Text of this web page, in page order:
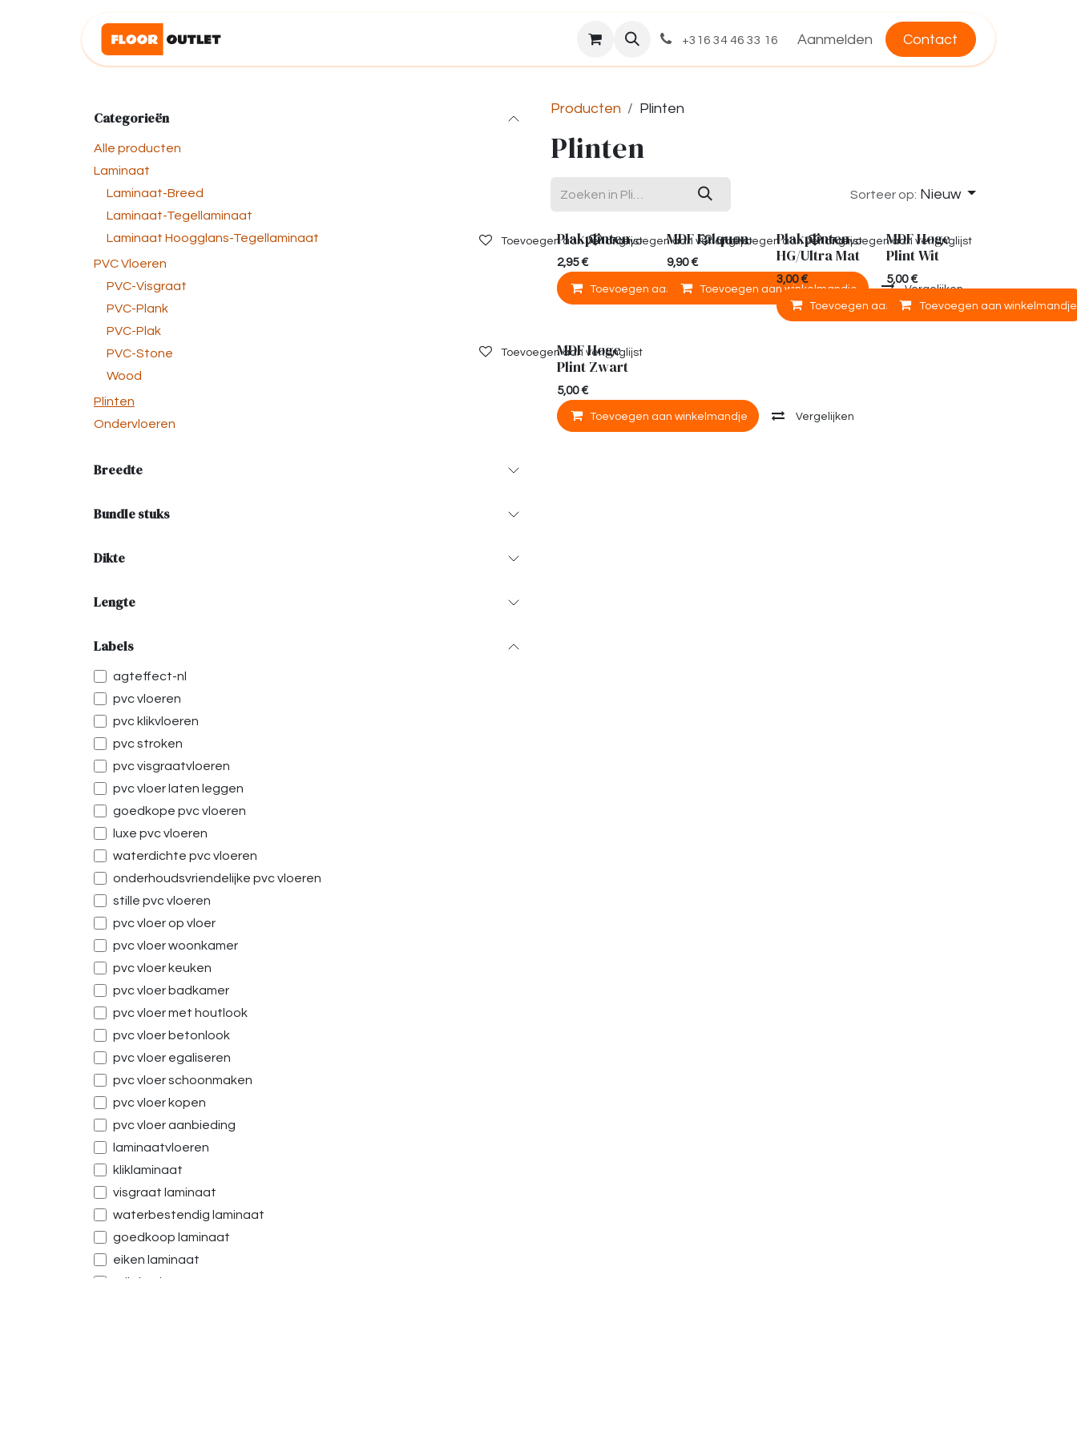
+316 34 46 33 16 Aanmelden Contact
Categorieën
Alle producten
Laminaat
Laminaat-Breed
Laminaat-Tegellaminaat
Laminaat Hoogglans-Tegellaminaat
PVC Vloeren
PVC-Visgraat
PVC-Plank
PVC-Plak
PVC-Stone
Wood
Plinten
Ondervloeren
Breedte
Bundle stuks
Dikte
Lengte
Labels
agteffect-nl
pvc vloeren
pvc klikvloeren
pvc stroken
pvc visgraatvloeren
pvc vloer laten leggen
goedkope pvc vloeren
luxe pvc vloeren
waterdichte pvc vloeren
onderhoudsvriendelijke pvc vloeren
stille pvc vloeren
pvc vloer op vloer
pvc vloer woonkamer
pvc vloer keuken
pvc vloer badkamer
pvc vloer met houtlook
pvc vloer betonlook
pvc vloer egaliseren
pvc vloer schoonmaken
pvc vloer kopen
pvc vloer aanbieding
laminaatvloeren
kliklaminaat
visgraat laminaat
waterbestendig laminaat
goedkoop laminaat
eiken laminaat
grijs laminaat
Producten Plinten
Plinten
Sorteer op: Nieuw
Plakplinten
2,95€
Toevoegen aan winkelmandje Vergelijken
Toevoegen aan verlanglijst MDF Falquon
9,90€
Toevoegen aan winkelmandje Vergelijken
Toevoegen aan verlanglijst
Plakplinten
HG/Ultra Mat
3,00€
Toevoegen aan winkelmandje Vergelijken
Toevoegen aan verlanglijst
MDF Hoge
Plint Wit
5,00€
Toevoegen aan winkelmandje
Toevoegen aan verlanglijst
MDF Hoge
Plint Zwart
5,00€
Toevoegen aan winkelmandje Vergelijken
Toevoegen aan verlanglijst